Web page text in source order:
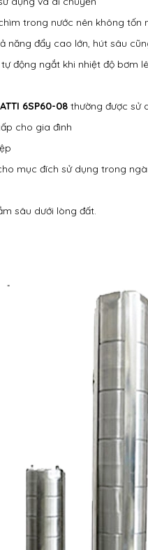
trong nước nên không tốn
năng đẩy cao lớn, hút sâu
động ngắt khi nhiệt độ bơm
6SP60-08 thường được sử
cho gia đình
mục đích sử dụng trong
sâu dưới lòng đất.